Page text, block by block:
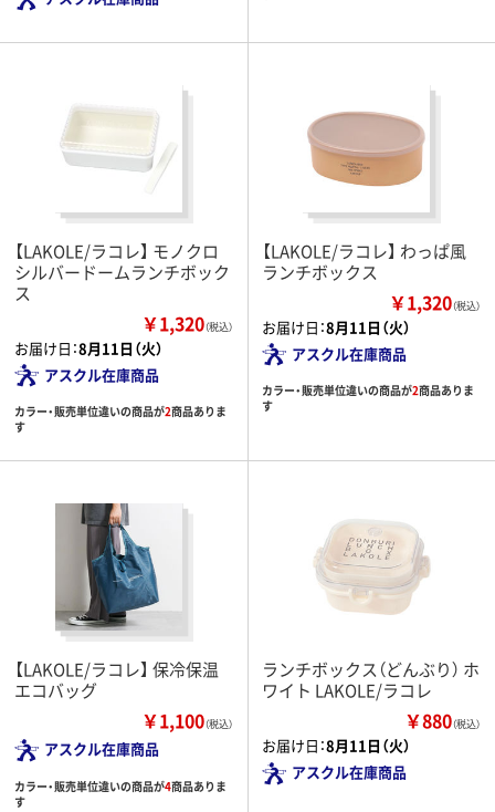
【LAKOLE/ラコレ】 モノクロ
シルバードームランチボック
ス
￥1,320（税込）
お届け日：8月11日（火）
アスクル在庫商品
カラー・販売単位違いの商品が2商品ありま
す
【LAKOLE/ラコレ】 わっぱ風
ランチボックス
￥1,320（税込）
お届け日：8月11日（火）
アスクル在庫商品
カラー・販売単位違いの商品が2商品ありま
す
【LAKOLE/ラコレ】 保冷保温
エコバッグ
￥1,100（税込）
アスクル在庫商品
カラー・販売単位違いの商品が4商品ありま
す
ランチボックス（どんぶり） ホ
ワイト LAKOLE/ラコレ
￥880（税込）
お届け日：8月11日（火）
アスクル在庫商品